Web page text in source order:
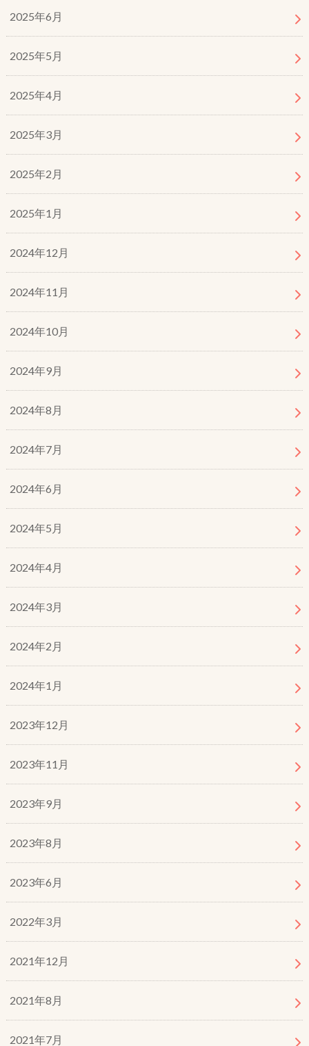
2025年6月
2025年5月
2025年4月
2025年3月
2025年2月
2025年1月
2024年12月
2024年11月
2024年10月
2024年9月
2024年8月
2024年7月
2024年6月
2024年5月
2024年4月
2024年3月
2024年2月
2024年1月
2023年12月
2023年11月
2023年9月
2023年8月
2023年6月
2022年3月
2021年12月
2021年8月
2021年7月